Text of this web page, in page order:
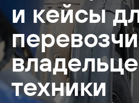
и кейсы
техники